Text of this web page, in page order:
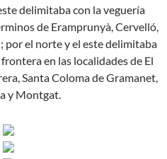
delimitaba con la veguería
de Eramprunyà, Cervelló,
el norte y el este delimitaba
en las localidades de El
Santa Coloma de Gramanet,
y Montgat.